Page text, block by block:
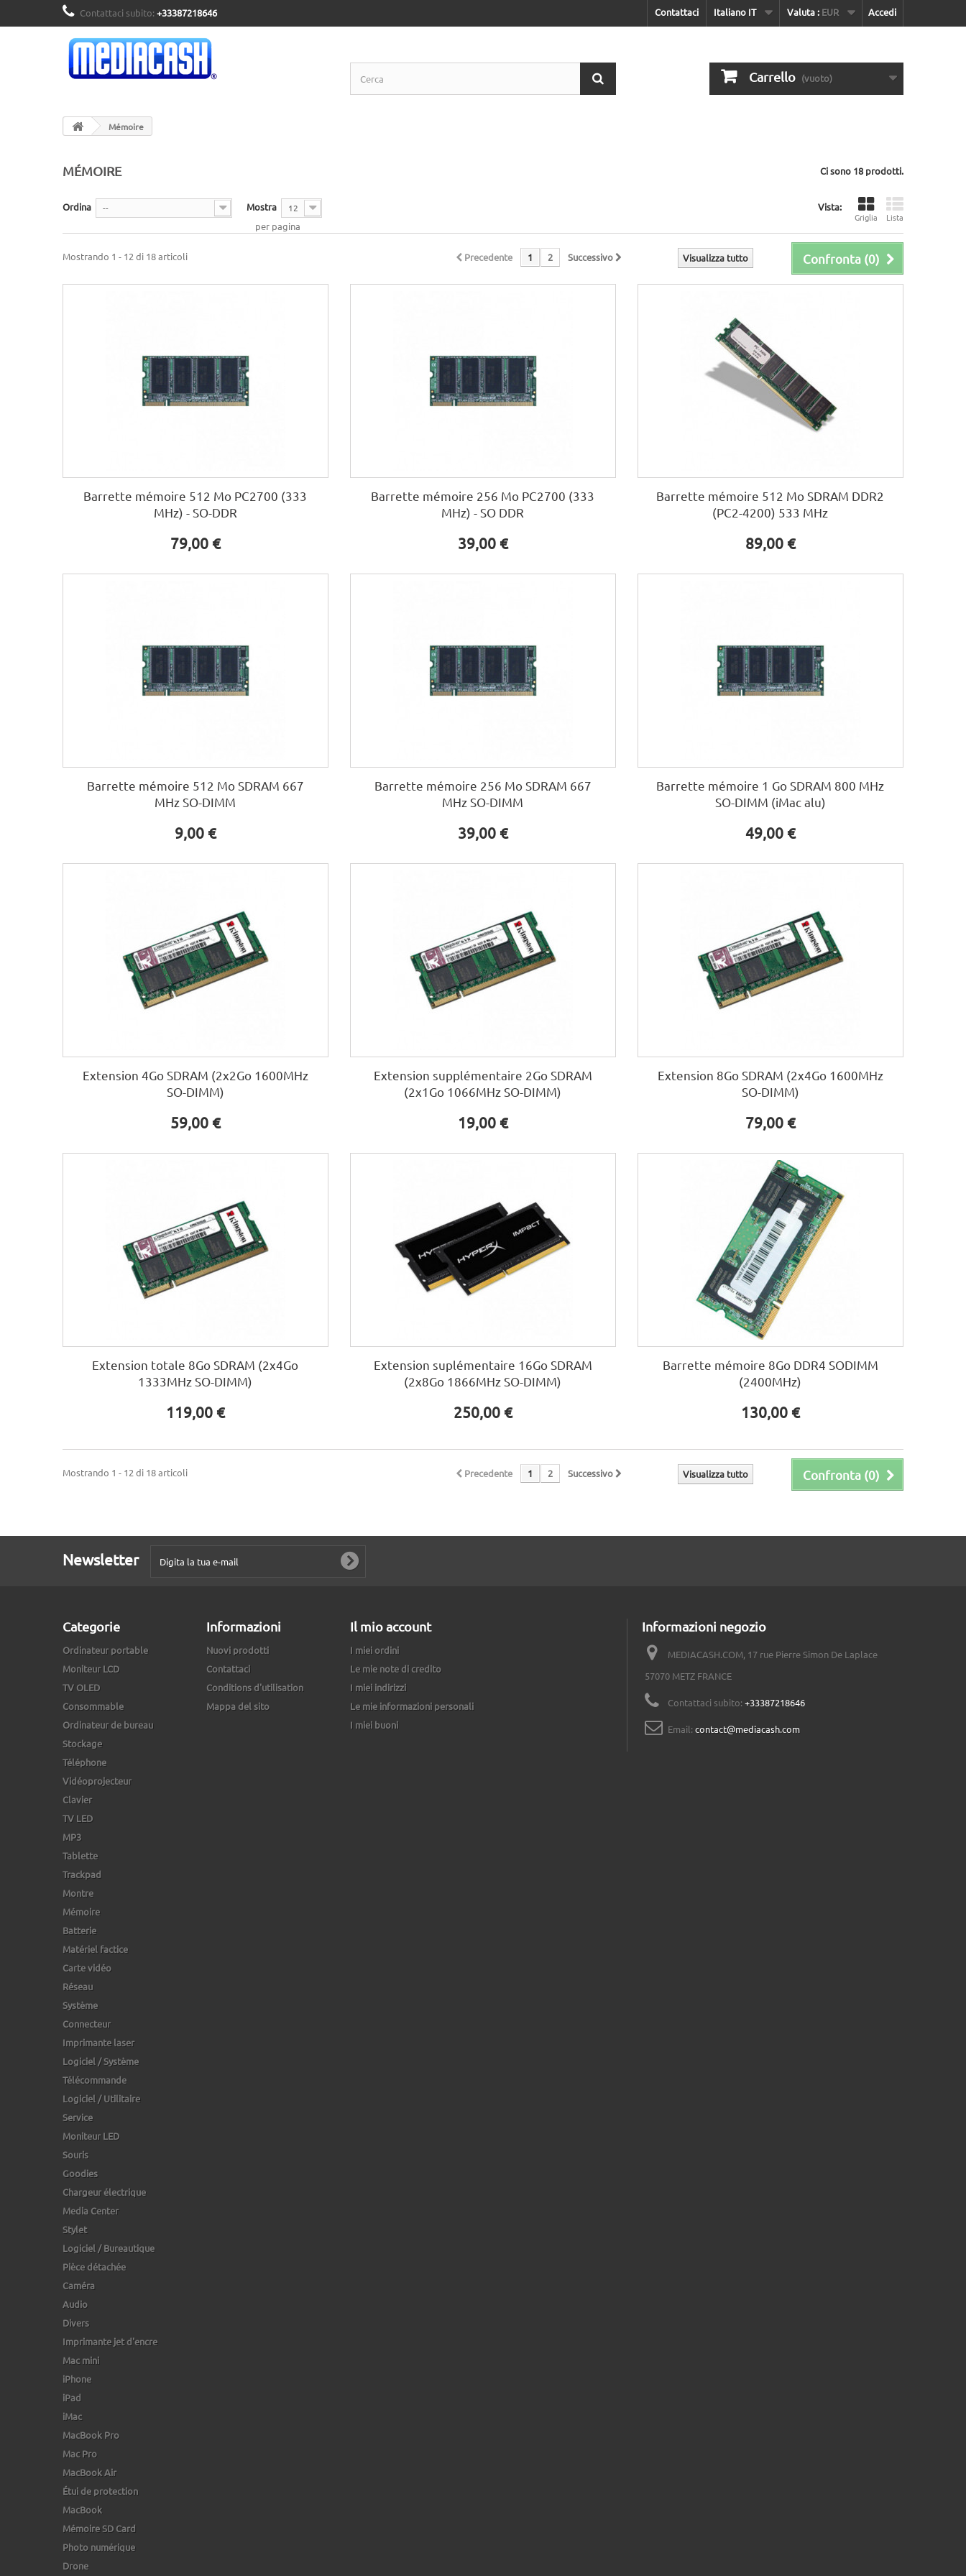
Accedi
Valuta : EUR
Italiano IT
Contattaci
Contattaci subito: +33387218646
Carrello (vuoto)
Mémoire
MÉMOIRE Ci sono 18 prodotti.
Vista:
Griglia Lista
Ordina -- Mostra 12
per pagina
Confronta (0)
Visualizza tutto
Precedente 1 2 Successivo
Mostrando 1 - 12 di 18 articoli
Barrette mémoire 512 Mo PC2700 (333
MHz) - SO-DDR
79,00 €
Barrette mémoire 256 Mo PC2700 (333
MHz) - SO DDR
39,00 €
Barrette mémoire 512 Mo SDRAM DDR2
(PC2-4200) 533 MHz
89,00 €
Barrette mémoire 512 Mo SDRAM 667
MHz SO-DIMM
9,00 €
Barrette mémoire 256 Mo SDRAM 667
MHz SO-DIMM
39,00 €
Barrette mémoire 1 Go SDRAM 800 MHz
SO-DIMM (iMac alu)
49,00 €
Extension 4Go SDRAM (2x2Go 1600MHz
SO-DIMM)
59,00 €
Extension supplémentaire 2Go SDRAM
(2x1Go 1066MHz SO-DIMM)
19,00 €
Extension 8Go SDRAM (2x4Go 1600MHz
SO-DIMM)
79,00 €
Extension totale 8Go SDRAM (2x4Go
1333MHz SO-DIMM)
119,00 €
Extension suplémentaire 16Go SDRAM
(2x8Go 1866MHz SO-DIMM)
250,00 €
Barrette mémoire 8Go DDR4 SODIMM
(2400MHz)
130,00 €
Confronta (0)
Visualizza tutto
Precedente 1 2 Successivo
Mostrando 1 - 12 di 18 articoli
Newsletter
Categorie
Ordinateur portable
Moniteur LCD
TV OLED
Consommable
Ordinateur de bureau
Stockage
Téléphone
Vidéoprojecteur
Clavier
TV LED
MP3
Tablette
Trackpad
Montre
Mémoire
Batterie
Matériel factice
Carte vidéo
Réseau
Système
Connecteur
Imprimante laser
Logiciel / Système
Télécommande
Logiciel / Utilitaire
Service
Moniteur LED
Souris
Goodies
Chargeur électrique
Media Center
Stylet
Logiciel / Bureautique
Pièce détachée
Caméra
Audio
Divers
Imprimante jet d'encre
Mac mini
iPhone
iPad
iMac
MacBook Pro
Mac Pro
MacBook Air
Étui de protection
MacBook
Mémoire SD Card
Photo numérique
Drone
Informazioni
Nuovi prodotti
Contattaci
Conditions d'utilisation
Mappa del sito
Il mio account
I miei ordini
Le mie note di credito
I miei indirizzi
Le mie informazioni personali
I miei buoni
Informazioni negozio
MEDIACASH.COM, 17 rue Pierre Simon De Laplace
57070 METZ FRANCE
Contattaci subito: +33387218646
Email: contact@mediacash.com